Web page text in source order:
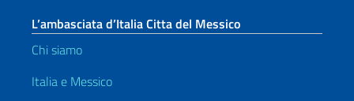
L’ambasciata d’Italia Citta del Messico
Chi siamo
Italia e Messico